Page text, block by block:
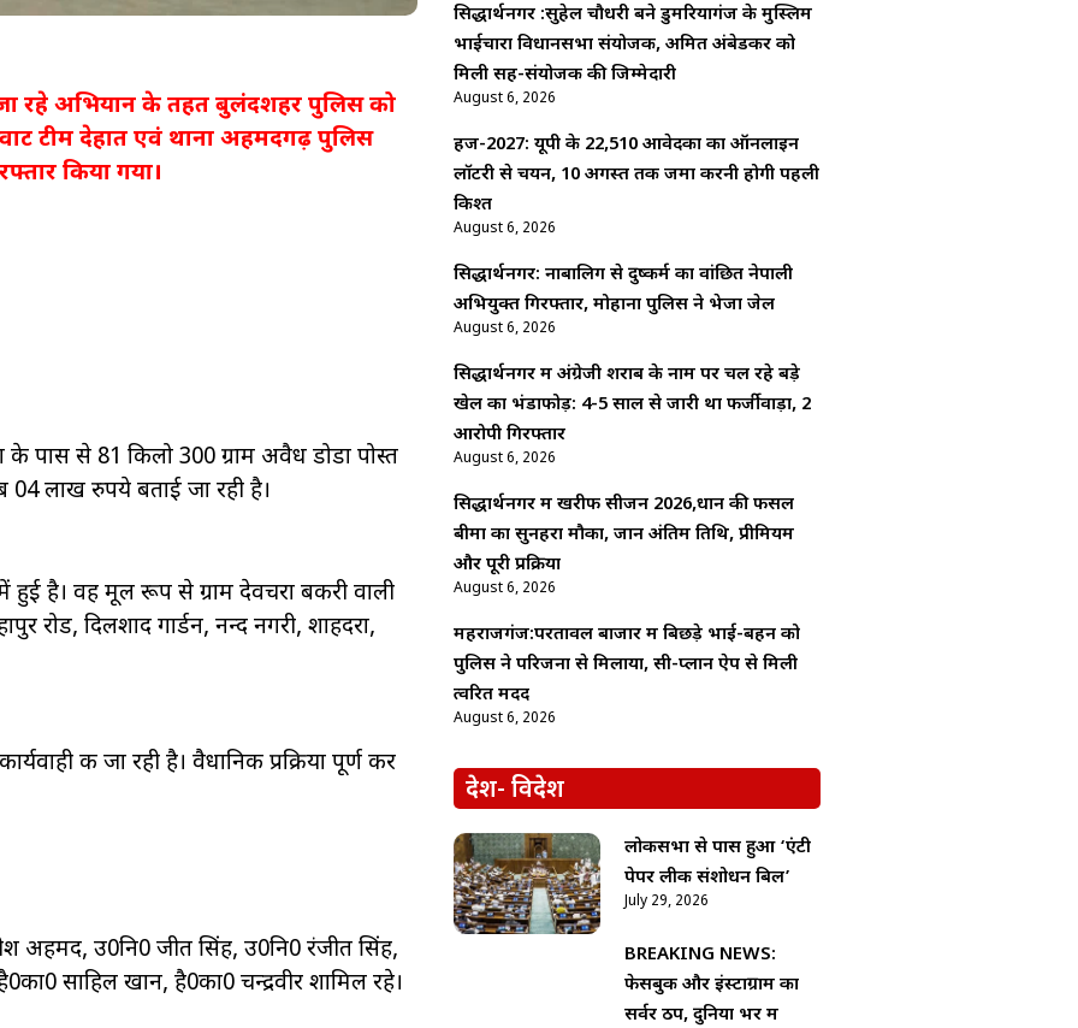
रहे अभियान के तहत बुलंदशहर पुलिस को
टीम देहात एवं थाना अहमदगढ़ पुलिस
किया गया।
पास से 81 किलो 300 ग्राम अवैध डोडा पोस्त
04 लाख रुपये बताई जा रही है।
हुई है। वह मूल रूप से ग्राम देवचरा बकरी वाली
रोड, दिलशाद गार्डन, नन्द नगरी, शाहदरा,
की जा रही है। वैधानिक प्रक्रिया पूर्ण कर
अहमद, उ0नि0 जीत सिंह, उ0नि0 रंजीत सिंह,
साहिल खान, है0का0 चन्द्रवीर शामिल रहे।
सिद्धार्थनगर :सुहेल चौधरी बने डुमरियागंज के मुस्लिम
भाईचारा विधानसभा संयोजक, अमित अंबेडकर को
मिली सह-संयोजक की जिम्मेदारी
August 6, 2026
हज-2027: यूपी के 22,510 आवेदकों का ऑनलाइन
लॉटरी से चयन, 10 अगस्त तक जमा करनी होगी पहली
किश्त
August 6, 2026
सिद्धार्थनगर: नाबालिग से दुष्कर्म का वांछित नेपाली
अभियुक्त गिरफ्तार, मोहाना पुलिस ने भेजा जेल
August 6, 2026
सिद्धार्थनगर में अंग्रेजी शराब के नाम पर चल रहे बड़े
खेल का भंडाफोड़: 4-5 साल से जारी था फर्जीवाड़ा, 2
आरोपी गिरफ्तार
August 6, 2026
सिद्धार्थनगर में खरीफ सीजन 2026,धान की फसल
बीमा का सुनहरा मौका, जानें अंतिम तिथि, प्रीमियम
और पूरी प्रक्रिया
August 6, 2026
महराजगंज:परतावल बाजार में बिछड़े भाई-बहन को
पुलिस ने परिजनों से मिलाया, सी-प्लान ऐप से मिली
त्वरित मदद
August 6, 2026
देश- विदेश
लोकसभा से पास हुआ ‘एंटी
पेपर लीक संशोधन बिल’
July 29, 2026
BREAKING NEWS:
फेसबुक और इंस्टाग्राम का
सर्वर ठप, दुनिया भर में